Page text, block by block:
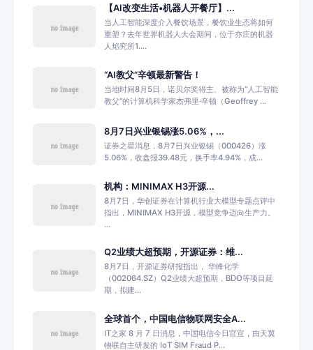
【AI改变生活•机器人开餐厅】...
当人工智能深度介入餐饮场景，餐饮业生态将如何
重塑？去年世界机器人大会期间，位于亦庄的机器
人焰究所1....
“AI教父”辛顿最新警告！
当地时间8月5日，诺贝尔奖得主、被称为“人工智能
教父”的计算机科学家杰弗里·辛顿（Geoffrey ...
8月7日兴业银锡涨5.06%，...
证券之星消息，8月7日兴业银锡（000426）涨
5.06%，收盘报39.48元，换手率4.94%，成...
机构：MINIMAX H3开源...
8月7日，华创证券在计算机行业大模型专题点评中
指出，MINIMAX H3开源，模型竞争迈向生产力。
...
Q2业绩大超预期，开源证券：维...
8月7日，开源证券研报指出， 华峰化学
（002064.SZ）Q2业绩大超预期，BDO等项目延
期，拟建...
全球首个，中国电信物联网安全A...
IT之家 8 月 7 日消息，中国电信今日官宣，由天翼
物联自主研发的 IoT SIM Fraud P...